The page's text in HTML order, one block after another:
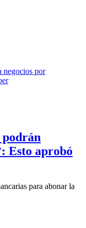
podrán
Esto aprobó
para abonar la